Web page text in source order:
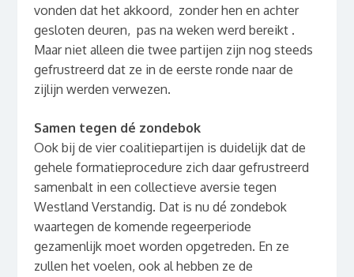
vonden dat het akkoord, zonder hen en achter
gesloten deuren, pas na weken werd bereikt .
Maar niet alleen die twee partijen zijn nog steeds
gefrustreerd dat ze in de eerste ronde naar de
zijlijn werden verwezen.
Samen tegen dé zondebok
Ook bij de vier coalitiepartijen is duidelijk dat de
gehele formatieprocedure zich daar gefrustreerd
samenbalt in een collectieve aversie tegen
Westland Verstandig. Dat is nu dé zondebok
waartegen de komende regeerperiode
gezamenlijk moet worden opgetreden. En ze
zullen het voelen, ook al hebben ze de